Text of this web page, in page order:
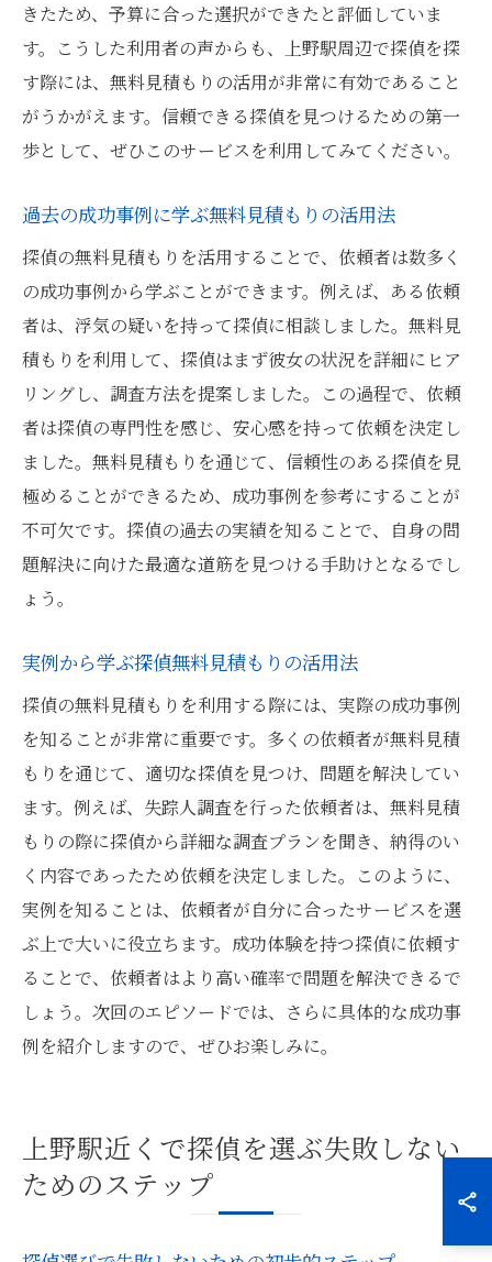
きたため、予算に合った選択ができたと評価していま
す。こうした利用者の声からも、上野駅周辺で探偵を探
す際には、無料見積もりの活用が非常に有効であること
がうかがえます。信頼できる探偵を見つけるための第一
歩として、ぜひこのサービスを利用してみてください。
過去の成功事例に学ぶ無料見積もりの活用法
探偵の無料見積もりを活用することで、依頼者は数多く
の成功事例から学ぶことができます。例えば、ある依頼
者は、浮気の疑いを持って探偵に相談しました。無料見
積もりを利用して、探偵はまず彼女の状況を詳細にヒア
リングし、調査方法を提案しました。この過程で、依頼
者は探偵の専門性を感じ、安心感を持って依頼を決定し
ました。無料見積もりを通じて、信頼性のある探偵を見
極めることができるため、成功事例を参考にすることが
不可欠です。探偵の過去の実績を知ることで、自身の問
題解決に向けた最適な道筋を見つける手助けとなるでし
ょう。
実例から学ぶ探偵無料見積もりの活用法
探偵の無料見積もりを利用する際には、実際の成功事例
を知ることが非常に重要です。多くの依頼者が無料見積
もりを通じて、適切な探偵を見つけ、問題を解決してい
ます。例えば、失踪人調査を行った依頼者は、無料見積
もりの際に探偵から詳細な調査プランを聞き、納得のい
く内容であったため依頼を決定しました。このように、
実例を知ることは、依頼者が自分に合ったサービスを選
ぶ上で大いに役立ちます。成功体験を持つ探偵に依頼す
ることで、依頼者はより高い確率で問題を解決できるで
しょう。次回のエピソードでは、さらに具体的な成功事
例を紹介しますので、ぜひお楽しみに。
上野駅近くで探偵を選ぶ失敗しない
ためのステップ